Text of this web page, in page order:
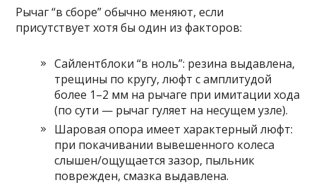
Рычаг “в сборе” обычно меняют, если
присутствует хотя бы один из факторов:
Сайлентблоки “в ноль”: резина выдавлена,
трещины по кругу, люфт с амплитудой
более 1–2 мм на рычаге при имитации хода
(по сути — рычаг гуляет на несущем узле).
Шаровая опора имеет характерный люфт:
при покачивании вывешенного колеса
слышен/ощущается зазор, пыльник
поврежден, смазка выдавлена.